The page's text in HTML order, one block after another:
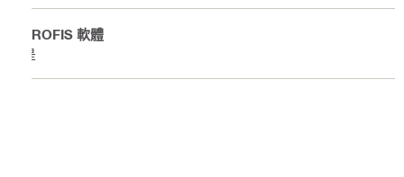
PROFIS 軟體
是